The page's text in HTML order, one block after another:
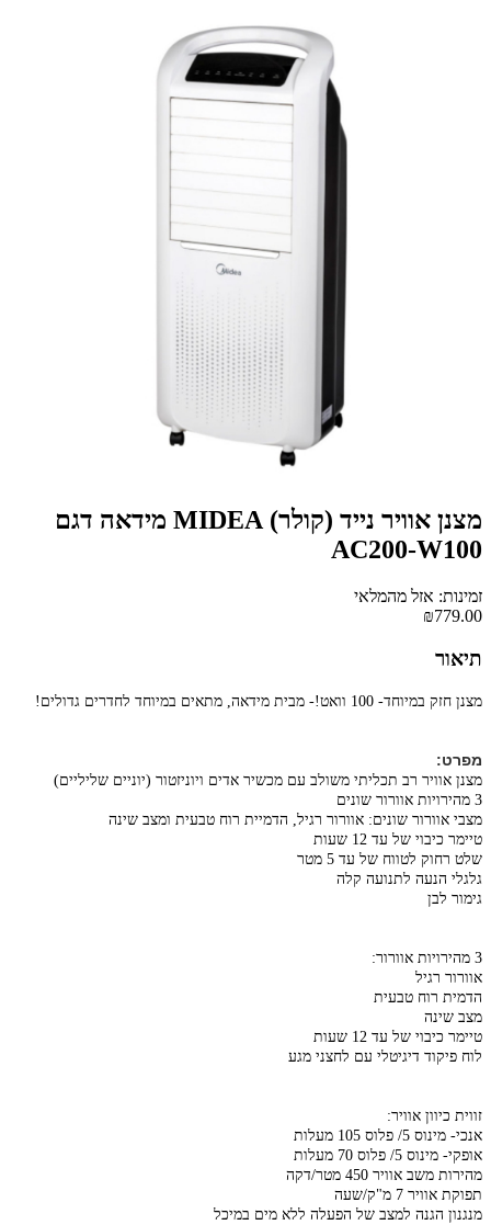
מצנן אוויר נייד (קולר) MIDEA מידאה דגם
AC200-W100
זמינות: אזל מהמלאי
₪779.00
תיאור
מצנן חזק במיוחד- 100 וואט!- מבית מידאה, מתאים במיוחד לחדרים גדולים!
מפרט:
מצנן אוויר רב תכליתי משולב עם מכשיר אדים ויוניזטור (יוניים שליליים)
3 מהירויות אוורור שונים
מצבי אוורור שונים: אוורור רגיל, הדמיית רוח טבעית ומצב שינה
טיימר כיבוי של עד 12 שעות
שלט רחוק לטווח של עד 5 מטר
גלגלי הנעה לתנועה קלה
גימור לבן
3 מהירויות אוורור:
אוורור רגיל
הדמית רוח טבעית
מצב שינה
טיימר כיבוי של עד 12 שעות
לוח פיקוד דיגיטלי עם לחצני מגע
זווית כיוון אוויר:
אנכי- מינוס 5/ פלוס 105 מעלות
אופקי- מינוס 5/ פלוס 70 מעלות
מהירות משב אוויר 450 מטר/דקה
תפוקת אוויר 7 מ"ק/שעה
מנגנון הגנה למצב של הפעלה ללא מים במיכל